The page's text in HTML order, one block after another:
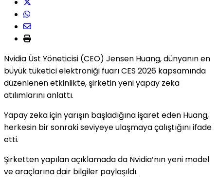
Nvidia Üst Yöneticisi (CEO) Jensen Huang, dünyanın en
büyük tüketici elektroniği fuarı CES 2026 kapsamında
düzenlenen etkinlikte, şirketin yeni yapay zeka
atılımlarını anlattı.
Yapay zeka için yarışın başladığına işaret eden Huang,
herkesin bir sonraki seviyeye ulaşmaya çalıştığını ifade
etti.
Şirketten yapılan açıklamada da Nvidia’nın yeni model
ve araçlarına dair bilgiler paylaşıldı.